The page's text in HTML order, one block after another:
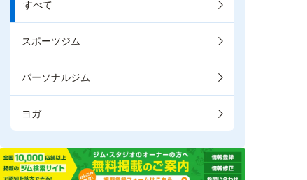
すべて
スポーツジム
パーソナルジム
ヨガ